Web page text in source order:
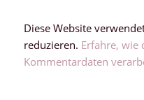
Diese Website
reduzieren. Erfahre, wie
Kommentardaten